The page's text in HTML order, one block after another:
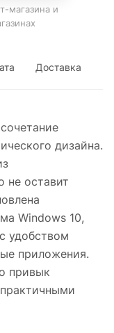
магазина и
Доставка
дизайна.
не оставит
Windows 10,
удобством
приложения.
привык